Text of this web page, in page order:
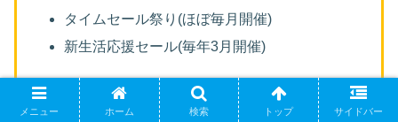
タイムセール祭り(ほぼ毎月開催)
新生活応援セール(毎年3月開催)
メニュー ホーム 検索 トップ サイドバー